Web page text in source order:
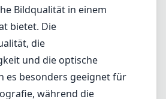
für schwaches Licht ist,
bei weitem diese
machen es zu einer
für das Equipment
Nutzers.